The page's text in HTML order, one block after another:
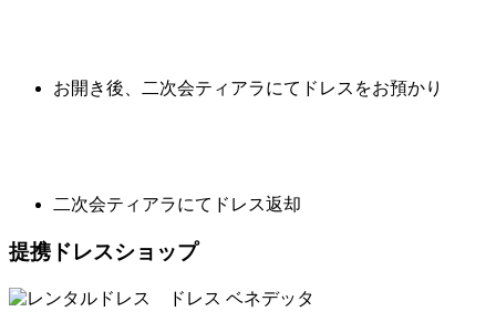
お開き後、二次会ティアラにてドレスをお預かり
二次会ティアラにてドレス返却
提携ドレスショップ